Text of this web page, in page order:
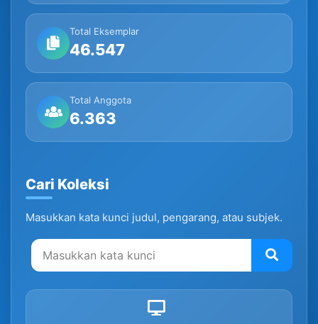
Total Eksemplar
46.547
Total Anggota
6.363
Cari Koleksi
Masukkan kata kunci judul, pengarang, atau subjek.